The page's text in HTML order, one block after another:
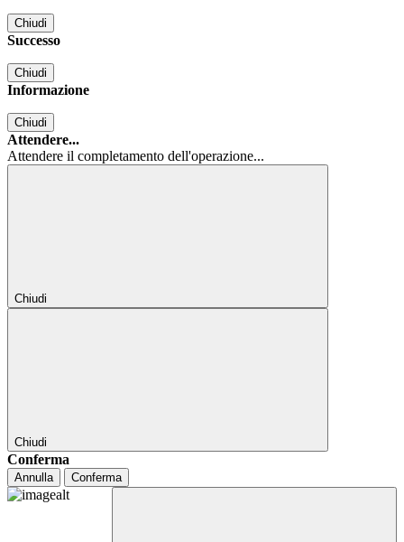
Chiudi
Successo
Chiudi
Informazione
Chiudi
Attendere...
Attendere il completamento dell'operazione...
Chiudi
Chiudi
Conferma
Annulla Conferma